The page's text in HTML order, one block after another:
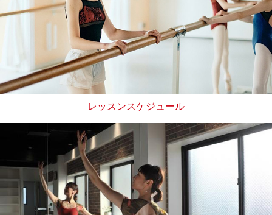
レッスンスケジュール